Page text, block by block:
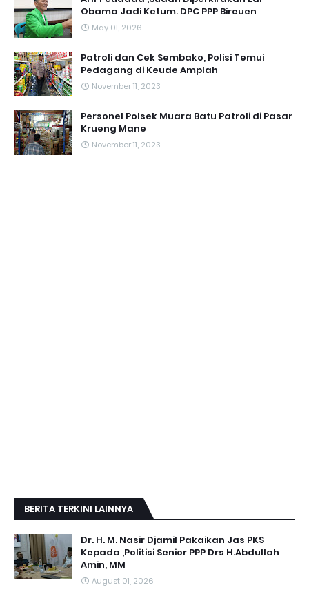
Obama Jadi Ketum. DPC PPP Bireuen
May 01, 2026
Patroli dan Cek Sembako, Polisi Temui
Pedagang di Keude Amplah
November 11, 2023
Personel Polsek Muara Batu Patroli di Pasar
Krueng Mane
November 11, 2023
BERITA TERKINI LAINNYA
Dr. H. M. Nasir Djamil Pakaikan Jas PKS
Kepada ,Politisi Senior PPP Drs H.Abdullah
Amin, MM
August 01, 2026